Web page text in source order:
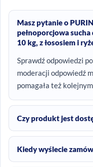
Masz pytanie o
pełnoporcjowa
10 kg, z łososiem i
Sprawdź odpowiedzi
moderacji odpowiedź
pomagała też
Czy produkt jest
Kiedy wyślecie